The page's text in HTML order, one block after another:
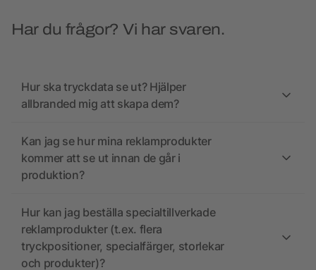
Har du frågor? Vi har svaren.
Hur ska tryckdata se ut? Hjälper
allbranded mig att skapa dem?
Kan jag se hur mina reklamprodukter
kommer att se ut innan de går i
produktion?
Hur kan jag beställa specialtillverkade
reklamprodukter (t.ex. flera
tryckpositioner, specialfärger, storlekar
och produkter)?